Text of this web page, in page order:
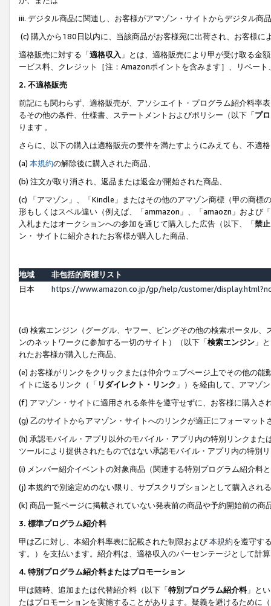
iii. デジタル商品に関連し、お客様がアマゾン・サイトからデジタル
(c) 購入から180日以内に、当該商品がお客様宛に出荷され、お客様
適格販売に対する「適格収入 」とは、適格販売により甲が受け取る金
ービス料、クレジット［注：Amazonポイントを含みます］、リベー
2. 不適格販売
前記にも関わらず、適格販売が、アソシエイト・プログラム紹介料率
るその他の条件、仕様書、ステートメントおよびポリシー（以下「プ
ります 。
さらに、以下の購入は適格販売の要件を満たすようにみえても、不適
(a) 本規約の解除後に購入された商品、
(b) 注文が取り消され、返品または返金が開始された商品、
(c) 「アマゾン」、「Kindle」またはその他のアマゾン商標（甲の商
形もしくはスペル違い（例えば、「ammazon」、「amaozn」および
入札またはオークションへの参加を通じて購入した広告（以下、「禁
ン・ サイトに紹介されたお客様が購入した商品、
地域
非包括的商標リスト
日本
https://www.amazon.co.jp/gp/help/customer/
(d) 検索エンジン（グーグル、ヤフー、ビングその他の検索ポータル
ンのネットワークに参加する一切のサイト）（以下「検索エンジン 」
れたお客様が購入した商品、
(e) お客様がリンクをクリックまたは仲介ウェブページ上でその他の
イトに送るリンク（「 リダイレクト・リンク 」）を経由して、アマゾ
(f) アマゾン・サイトに適用される条件を遵守せずに、お客様に購入さ
(g) 乙のサイトからアマゾン・サイトへのリンクが適正にフォーマッ
(h) 承認モバイル・アプリ以外のモバイル・アプリ内の特別リンクま
ツールにより提供されたものではない承認モバイル・アプリ内の特別
(i) メンバー紹介イベントの対象商品（関連する特別プログラム紹介料
(j) 本規約で別途定めのない限り、サブスクリプションとして購入され
(k) 商品一覧ページに掲載されていない発表前の商品や予約開始前の商
3. 標準プログラム紹介料
甲は乙に対し、本紹介料率表に記載された制限および本規約を遵守す
す。）を支払います。紹介料は、適格収入のパーセンテージとして計
4. 特別プログラム紹介料またはプロモーション
甲は随時、追加または代替紹介料（以下「特別プログラム紹介料」と
たはプロモーションを実施することがあります。疑義を避けるために